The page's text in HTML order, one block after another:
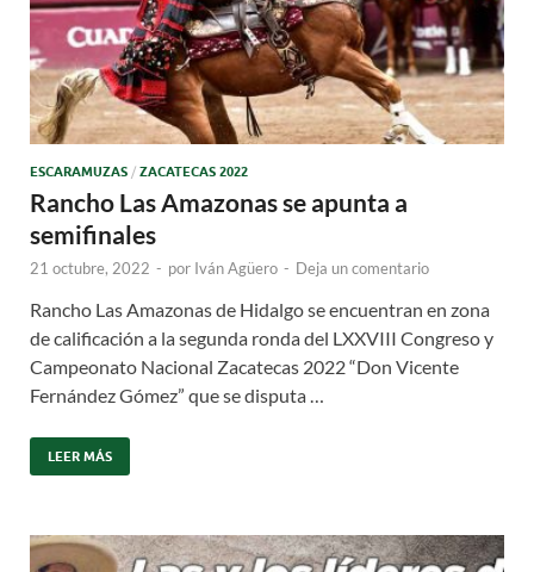
ESCARAMUZAS / ZACATECAS 2022
Rancho Las Amazonas se apunta a
semifinales
21 octubre, 2022 - por Iván Agüero - Deja un comentario
Rancho Las Amazonas de Hidalgo se encuentran en zona
de calificación a la segunda ronda del LXXVIII Congreso y
Campeonato Nacional Zacatecas 2022 “Don Vicente
Fernández Gómez” que se disputa …
LEER MÁS